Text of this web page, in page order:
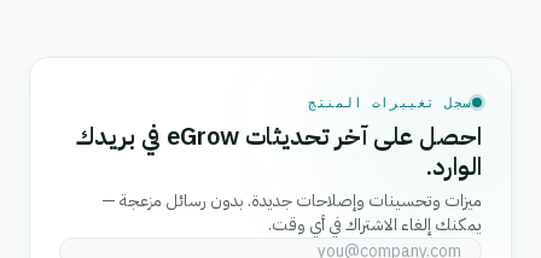
سجل تغييرات المنتج
احصل على آخر تحديثات eGrow في بريدك
الوارد.
ميزات وتحسينات وإصلاحات جديدة. بدون رسائل مزعجة —
يمكنك إلغاء الاشتراك في أي وقت.